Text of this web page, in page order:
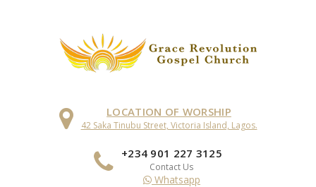
LOCATION OF WORSHIP
42 Saka Tinubu Street, Victoria Island, Lagos.
+234 901 227 3125
Contact Us
Whatsapp